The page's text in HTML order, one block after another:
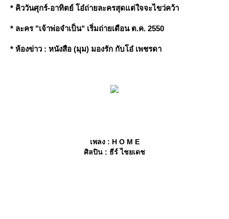
* คิววันศุกร์-อาทิตย์ โอ๋ถ่ายละครสุดแต่ใจจะไขว่คว้า
* ละคร "เจ้าพ่อจำเป็น" เริ่มถ่ายเดือน ต.ค. 2550
* ห้องข่าว : หนังสือ (มุม) มองรัก กับโอ๋ เพชรดา
เพลง : H O M E
ศิลปิน : ธีร์ ไชยเดช